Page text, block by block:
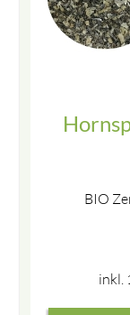
BIO
inkl.